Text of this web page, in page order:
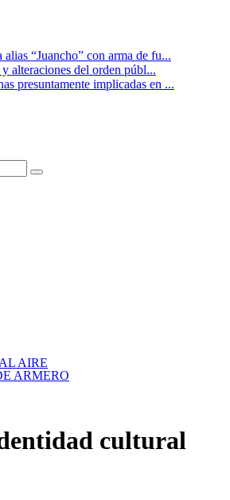
“Juancho” con arma de fu...
alteraciones del orden públ...
presuntamente implicadas en ...
AIRE
ARMERO
cultural